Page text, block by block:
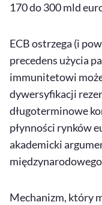
170 do 300 mld
ECB ostrzega (i
precedens użycia
immunitetowi
dywersyfikacji
długoterminowe
płynności rynków
akademicki
Mechanizm, który